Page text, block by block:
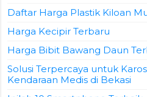
Daftar Harga Plastik Kiloan
Harga Kecipir Terbaru
Harga Bibit Bawang Daun
Solusi Terpercaya untuk
Kendaraan Medis di Bekasi